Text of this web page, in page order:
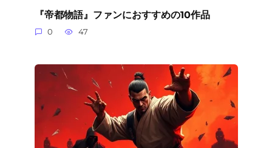
『帝都物語』ファンにおすすめの10作品
0 47